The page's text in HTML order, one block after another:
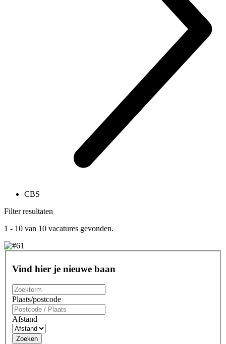
CBS
Filter resultaten
1 - 10 van 10 vacatures gevonden.
Vind hier je nieuwe baan
Plaats/postcode
Afstand
Zoeken